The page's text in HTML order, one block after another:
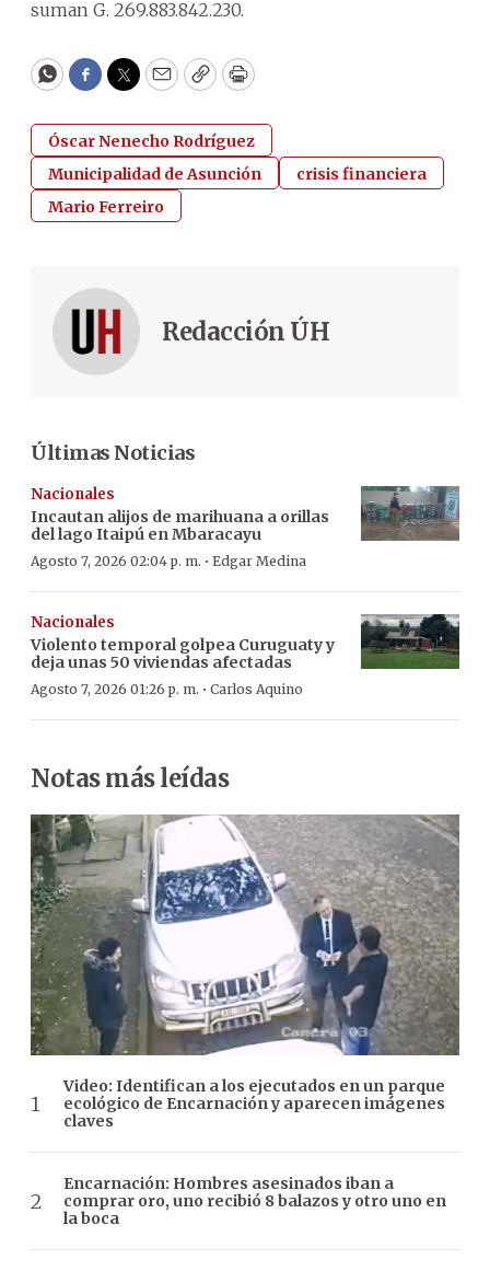
suman G. 269.883.842.230.
WhatsApp
Facebook
Twitter
EmailCopyPrint
Óscar Nenecho Rodríguez
Municipalidad de Asunción
crisis financiera
Mario Ferreiro
Redacción ÚH
Últimas Noticias
Nacionales
Incautan alijos de marihuana a orillas
del lago Itaipú en Mbaracayu
Agosto 7, 2026 02:04 p. m. · Edgar Medina
Nacionales
Violento temporal golpea Curuguaty y
deja unas 50 viviendas afectadas
Agosto 7, 2026 01:26 p. m. · Carlos Aquino
Notas más leídas
Video: Identifican a los ejecutados en un parque
ecológico de Encarnación y aparecen imágenes
claves
Encarnación: Hombres asesinados iban a
comprar oro, uno recibió 8 balazos y otro uno en
la boca